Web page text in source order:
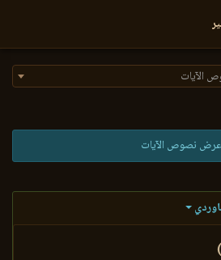
الآيات
عرض نصوص الآيات